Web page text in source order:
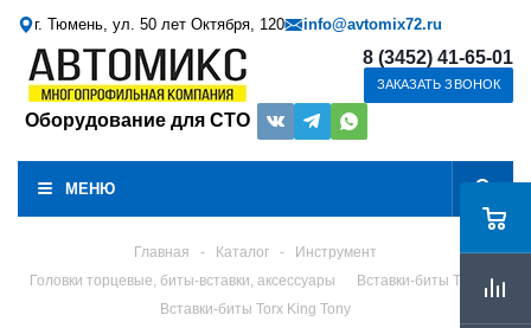
г. Тюмень, ул. 50 лет Октября, 120 info@avtomix72.ru
Оборудование для СТО
8 (3452) 41-65-01
ЗАКАЗАТЬ ЗВОНОК
МЕНЮ
Главная - Каталог -
Инструмент
Головки торцевые, биты-вставки, аксессуары
Вставки-биты Torx
Вставки-биты Torx King Tony